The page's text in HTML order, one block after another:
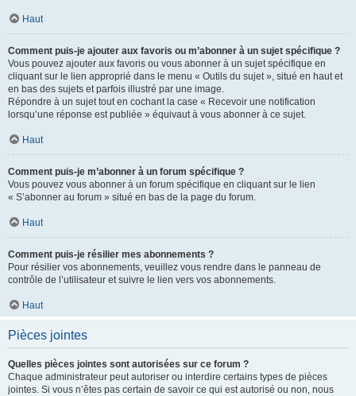
Haut
Comment puis-je ajouter aux favoris ou m’abonner à un sujet spécifique ?
Vous pouvez ajouter aux favoris ou vous abonner à un sujet spécifique en
cliquant sur le lien approprié dans le menu « Outils du sujet », situé en haut et
en bas des sujets et parfois illustré par une image.
Répondre à un sujet tout en cochant la case « Recevoir une notification
lorsqu’une réponse est publiée » équivaut à vous abonner à ce sujet.
Haut
Comment puis-je m’abonner à un forum spécifique ?
Vous pouvez vous abonner à un forum spécifique en cliquant sur le lien
« S’abonner au forum » situé en bas de la page du forum.
Haut
Comment puis-je résilier mes abonnements ?
Pour résilier vos abonnements, veuillez vous rendre dans le panneau de
contrôle de l’utilisateur et suivre le lien vers vos abonnements.
Haut
Pièces jointes
Quelles pièces jointes sont autorisées sur ce forum ?
Chaque administrateur peut autoriser ou interdire certains types de pièces
jointes. Si vous n’êtes pas certain de savoir ce qui est autorisé ou non, nous